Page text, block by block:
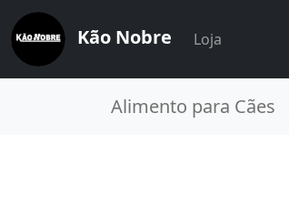
Kão Nobre Loja
Alimento para Cães